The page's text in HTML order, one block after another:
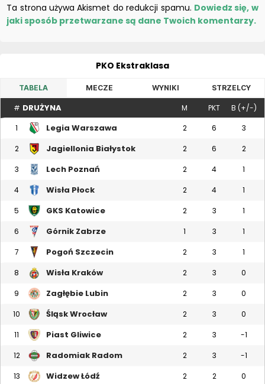
Ta strona używa Akismet do redukcji spamu. Dowiedz się, w
jaki sposób przetwarzane są dane Twoich komentarzy.
PKO Ekstraklasa
TABELA MECZE WYNIKI STRZELCY
# DRUŻYNA M PKT B (+/-)
1 Legia Warszawa 2 6 3
2 Jagiellonia Białystok 2 6 2
3 Lech Poznań 2 4 1
4 Wisła Płock 2 4 1
5 GKS Katowice 2 3 1
6 Górnik Zabrze 1 3 1
7 Pogoń Szczecin 2 3 1
8 Wisła Kraków 2 3 0
9 Zagłębie Lubin 2 3 0
10 Śląsk Wrocław 2 3 0
11 Piast Gliwice 2 3 -1
12 Radomiak Radom 2 3 -1
13 Widzew Łódź 2 2 0